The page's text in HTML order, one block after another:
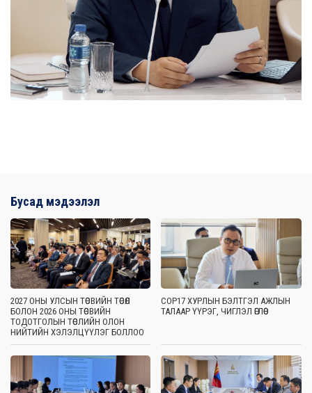
Бусад мэдээлэл
2027 ОНЫ УЛСЫН ТӨСВИЙН ТӨСӨЛ
БОЛОН 2026 ОНЫ ТӨСВИЙН
ТОДОТГОЛЫН ТӨСЛИЙН ОЛОН
НИЙТИЙН ХЭЛЭЛЦҮҮЛЭГ БОЛЛОО
COP17 ХУРЛЫН БЭЛТГЭЛ АЖЛЫН
ТАЛААР ҮҮРЭГ, ЧИГЛЭЛ ӨГЛӨӨ